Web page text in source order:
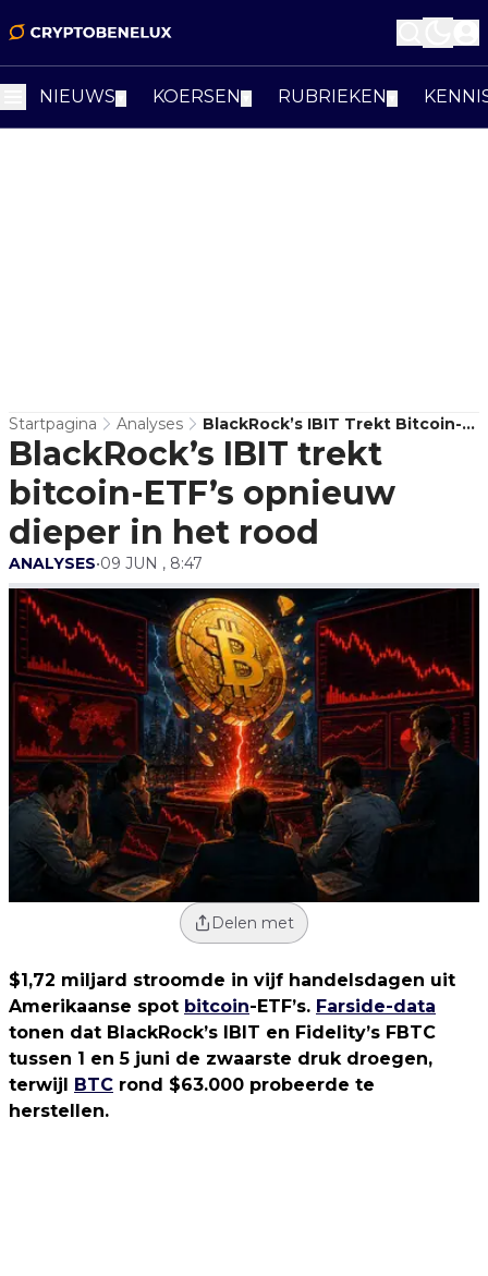
NIEUWS KOERSEN RUBRIEKEN
Startpagina Analyses
BlackRock’s IBIT Trekt Bitcoin-
ETF’s Opnieuw Dieper In Het
Rood
BlackRock’s IBIT trekt
bitcoin-ETF’s opnieuw
dieper in het rood
ANALYSES•09 JUN , 8:47
Delen met
$1,72 miljard stroomde in vijf handelsdagen uit
Amerikaanse spot bitcoin-ETF’s. Farside-data
tonen dat BlackRock’s IBIT en Fidelity’s FBTC
tussen 1 en 5 juni de zwaarste druk droegen,
terwijl BTC rond $63.000 probeerde te
herstellen.